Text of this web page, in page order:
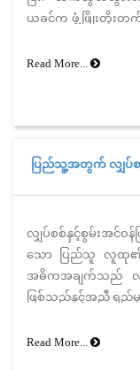
ယခင်က ဖွံ့ဖြိုးတိုးတက်
လျှပ်စစ်ဓာတ်အား ပေ
ကြောင့် ကျွန်းပေါ်တွ
(၁-၁-၂၀၂၁)ရက်နေ့
ဖြန့်ဖြူး ပေးနိုင်ခဲ့ပြီး
Read More...
ပြည်သူ့အတွက် လျှပ်
လျှပ်စစ်နှင့်စွမ်းအင်ဝန်
သော ပြည်သူ လူထု၏
အဓိကအချက်သည် လမ်
ဖြစ်သည်နှင့်အညီ ရည်မှ
ဆောင်ရွက်လျက်ရှိသ
သာတူညီမျှဖြစ်စေရ
Read More...